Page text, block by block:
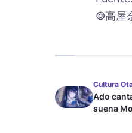
©高屋
Cultura
Ado
suena